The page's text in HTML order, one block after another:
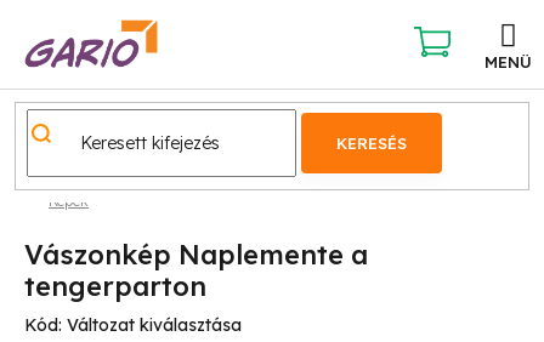
KERESÉS
KOSÁR
Képek
Vászonkép Naplemente a
tengerparton
Kód: Változat kiválasztása